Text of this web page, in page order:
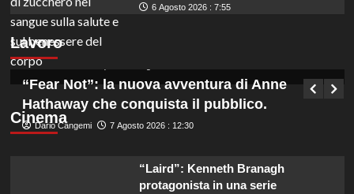
6 Agosto 2026 : 7:55
Lavoro
Coadiutori amministrativi cercasi in Calabria:
assunzioni con licenza media presso ASP
Vibo Valentia.
Germana Bevilacqua
Cinema
“Fear Not”: la nuova avventura di Anne
Hathaway che conquista il pubblico.
Dario Cangemi 7 Agosto 2026 : 12:30
“Laird”: Kenneth Branagh
protagonista in una serie